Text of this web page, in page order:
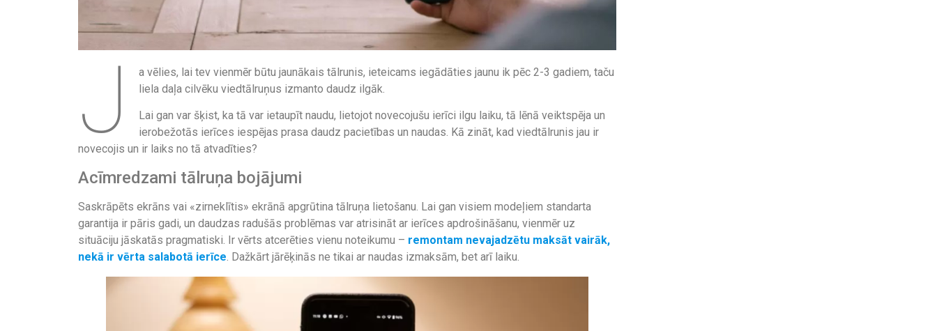
J
a vēlies, lai tev vienmēr būtu jaunākais tālrunis, ieteicams iegādāties jaunu ik pēc 2-3 gadiem, taču
liela daļa cilvēku viedtālruņus izmanto daudz ilgāk.
Lai gan var šķist, ka tā var ietaupīt naudu, lietojot novecojušu ierīci ilgu laiku, tā lēnā veiktspēja un
ierobežotās ierīces iespējas prasa daudz pacietības un naudas. Kā zināt, kad viedtālrunis jau ir
novecojis un ir laiks no tā atvadīties?
Acīmredzami tālruņa bojājumi
Saskrāpēts ekrāns vai «zirneklītis» ekrānā apgrūtina tālruņa lietošanu. Lai gan visiem modeļiem standarta
garantija ir pāris gadi, un daudzas radušās problēmas var atrisināt ar ierīces apdrošināšanu, vienmēr uz
situāciju jāskatās pragmatiski. Ir vērts atcerēties vienu noteikumu – remontam nevajadzētu maksāt vairāk,
nekā ir vērta salabotā ierīce . Dažkārt jārēķinās ne tikai ar naudas izmaksām, bet arī laiku.